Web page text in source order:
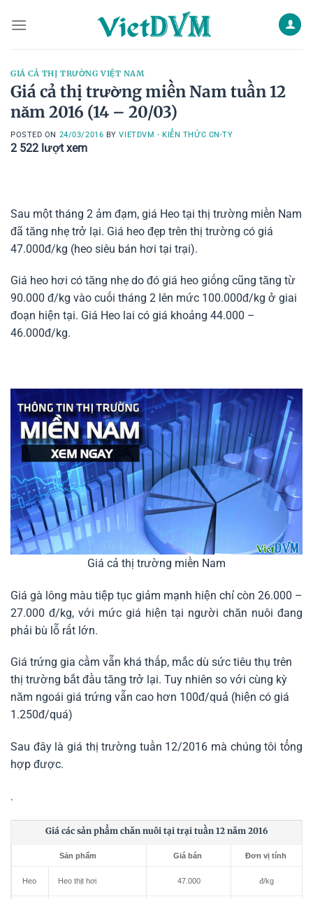
GIÁ CẢ THỊ TRƯỜNG VIỆT NAM
Giá cả thị trường miền Nam tuần 12
năm 2016 (14 – 20/03)
POSTED ON 24/03/2016 BYVIETDVM - KIẾN THỨC CN-TY
2 522 lượt xem
Sau một tháng 2 ảm đạm, giá Heo tại thị trường miền Nam
đã tăng nhẹ trở lại. Giá heo đẹp trên thị trường có giá
47.000đ/kg (heo siêu bán hơi tại trại).
Giá heo hơi có tăng nhẹ do đó giá heo giống cũng tăng từ
90.000 đ/kg vào cuối tháng 2 lên mức 100.000đ/kg ở giai
đoạn hiện tại. Giá Heo lai có giá khoảng 44.000 –
46.000đ/kg.
Giá cả thị trường miền Nam
Giá gà lông màu tiệp tục giảm mạnh hiện chỉ còn 26.000 –
27.000 đ/kg, với mức giá hiện tại người chăn nuôi đang
phải bù lỗ rất lớn.
Giá trứng gia cầm vẫn khá thấp, mắc dù sức tiêu thụ trên
thị trường bắt đầu tăng trở lại. Tuy nhiên so với cùng kỳ
năm ngoái giá trứng vẫn cao hơn 100đ/quả (hiện có giá
1.250đ/quá)
Sau đây là giá thị trường tuần 12/2016 mà chúng tôi tổng
hợp được.
.
Giá các sản phẩm chăn nuôi tại trại tuần 12 năm 2016
Sản phẩm Giá bán Đơn vị tính
Heo Heo thịt hơi 47.000 đ/kg